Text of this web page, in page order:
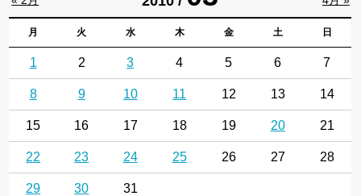
月 火 水 木 金 土 日
1 2 3 4 5 6 7
8 9 10 11 12 13 14
15 16 17 18 19 20 21
22 23 24 25 26 27 28
29 30 31